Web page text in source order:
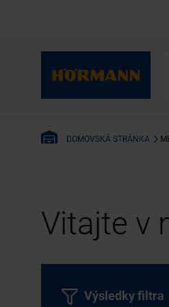
DOMOVSKÁ STRÁNKA
Vitajte v
Výsledky filtra